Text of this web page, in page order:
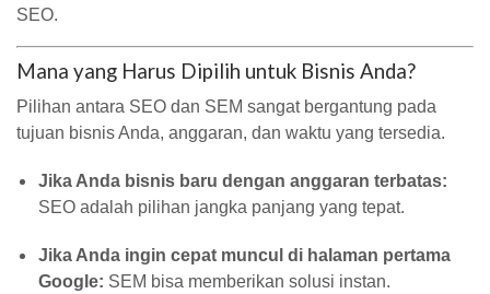
SEO.
Mana yang Harus Dipilih untuk Bisnis Anda?
Pilihan antara SEO dan SEM sangat bergantung pada
tujuan bisnis Anda, anggaran, dan waktu yang tersedia.
Jika Anda bisnis baru dengan anggaran terbatas:
SEO adalah pilihan jangka panjang yang tepat.
Jika Anda ingin cepat muncul di halaman pertama
Google: SEM bisa memberikan solusi instan.